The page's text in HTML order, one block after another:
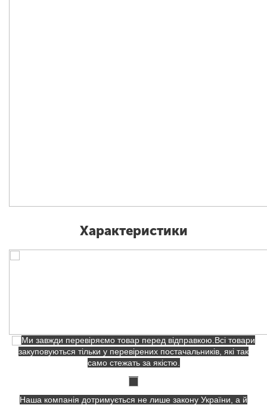
Характеристики
Ми завжди перевіряємо товар перед відправкою.Всі товари
закуповуються тільки у перевірених постачальників, які так
само стежать за якістю.
Наша компанія дотримується не лише закону України, а й